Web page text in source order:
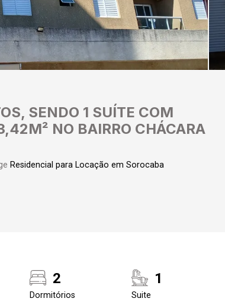
SENDO 1 SUÍTE COM
NO BAIRRO CHÁCARA
Residencial para Locação em Sorocaba
2
Dormitórios
1
Suite